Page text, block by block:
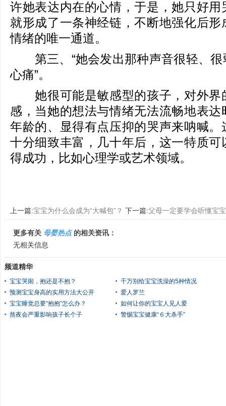
许她表达内在的心情，于是，她只好
就形成了一条神经链，不断地强化后
情绪的唯一通道。
第三、“她会发出那种声音很轻、很
心痛”。
她很可能是敏感型的孩子，对外界
感，当她的想法与情绪无法流畅地表
年龄的、显得有点压抑的哭声来呐喊
十分细致丰富，几十年后，这一特质
得成功，比如心理学或艺术领域。
上一篇:宝宝为什么会成为“大喊包”？ 下一篇:父母一定要学会听懂宝宝
更多有关 母婴热点 的相关资讯：
无相关信息
频道精华
宝宝哭闹，抱还是不抱？
千万别给宝宝洗澡的5种情况
预测宝宝身高的实用方法大公开
爱人罗兰
宝宝睡觉总要“抱抱”怎么办？
如何让你的宝宝人见人爱
熬夜会严重影响孩子长个子
警惕宝宝健康“６大杀手”